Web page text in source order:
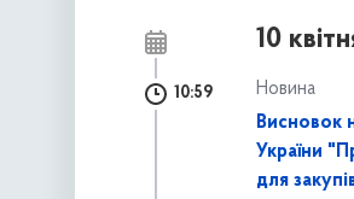
10
10:59
Новина
Висновок
України
для